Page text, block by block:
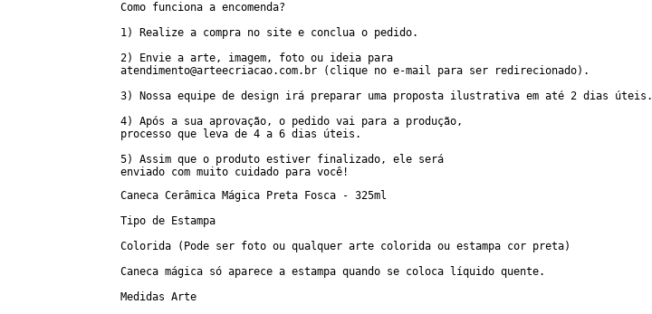
Como funciona a encomenda?
1) Realize a compra no site e conclua o pedido.
2) Envie a arte, imagem, foto ou ideia para
atendimento@arteecriacao.com.br (clique no e-mail para ser redirecionado).
3) Nossa equipe de design irá preparar uma proposta ilustrativa em até 2 dias úteis.
4) Após a sua aprovação, o pedido vai para a produção,
processo que leva de 4 a 6 dias úteis.
5) Assim que o produto estiver finalizado, ele será
enviado com muito cuidado para você!
Caneca Cerâmica Mágica Preta Fosca - 325ml
Tipo de Estampa
Colorida (Pode ser foto ou qualquer arte colorida ou estampa cor preta)
Caneca mágica só aparece a estampa quando se coloca líquido quente.
Medidas Arte